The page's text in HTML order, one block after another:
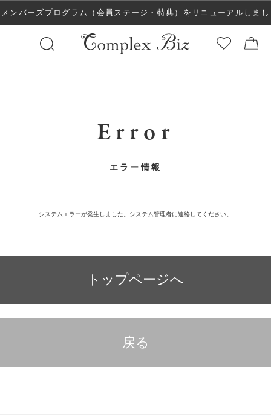
メンバーズプログラム（会員ステージ・特典）をリニューアルしまし
た！
Error
エラー情報
システムエラーが発生しました。システム管理者に連絡してください。
戻る
トップページへ